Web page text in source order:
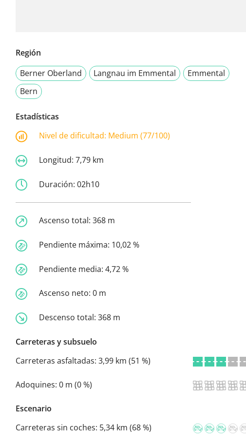
Región
Berner Oberland
Langnau im Emmental
Emmental
Bern
Estadísticas
Nivel de dificultad: Medium (77/100)
Longitud: 7,79 km
Duración: 02h10
Ascenso total: 368 m
Pendiente máxima: 10,02 %
Pendiente media: 4,72 %
Ascenso neto: 0 m
Descenso total: 368 m
Carreteras y subsuelo
Carreteras asfaltadas: 3,99 km (51 %)
Adoquines: 0 m (0 %)
Escenario
Carreteras sin coches: 5,34 km (68 %)